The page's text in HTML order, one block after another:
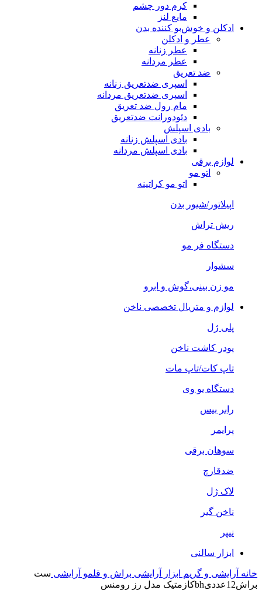
کرم دور چشم
مایع لنز
ادکلن و خوش‌بو کننده بدن
عطر و ادکلن
عطر زنانه
عطر مردانه
ضد تعریق
اسپری ضدتعریق زنانه
اسپری ضدتعریق مردانه
مام رول ضد تعریق
دئودورانت ضدتعریق
بادی اسپلش
بادی اسپلش زنانه
بادی اسپلش مردانه
لوازم برقی
اتو مو
اتو مو کراتینه
اپیلاتور/شیور بدن
ریش تراش
دستگاه فر مو
سشوار
مو زن بینی،گوش و ابرو
لوازم و متریال تخصصی ناخن
پلی ژل
پودر کاشت ناخن
تاپ کات/تاپ مات
دستگاه یو وی
رابر بیس
پرایمر
سوهان برقی
ضدقارچ
لاک ژل
ناخن گیر
نیپر
ابزار سالنی
خانه آرایشی و گریم ابزار آرایشی براش و قلمو آرایشی ست
براش12عددیbhکازمتیک مدل رز رومنس